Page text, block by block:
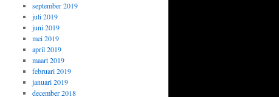
september 2019
juli 2019
juni 2019
mei 2019
april 2019
maart 2019
februari 2019
januari 2019
december 2018